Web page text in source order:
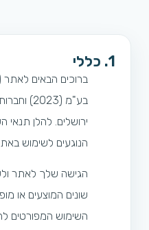
1. כללי
בע"מ
ירושלים. להלן
הנוגעים לשימוש
הגישה שלך לאתר
שונים המוצעים או
השימוש המפורטים